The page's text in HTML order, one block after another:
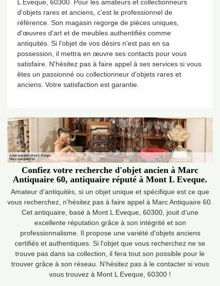
L Eveque, 60300. Pour les amateurs et collectionneurs
d'objets rares et anciens, c'est le professionnel de
référence. Son magasin regorge de pièces uniques,
d'œuvres d'art et de meubles authentifiés comme
antiquités. Si l'objet de vos désirs n'est pas en sa
possession, il mettra en œuvre ses contacts pour vous
satisfaire. N'hésitez pas à faire appel à ses services si vous
êtes un passionné ou collectionneur d'objets rares et
anciens. Votre satisfaction est garantie.
Confiez votre recherche d'objet ancien à Marc
Antiquaire 60, antiquaire réputé à Mont L Eveque.
Amateur d'antiquités, si un objet unique et spécifique est ce que
vous recherchez, n'hésitez pas à faire appel à Marc Antiquaire 60.
Cet antiquaire, basé à Mont L Eveque, 60300, jouit d'une
excellente réputation grâce à son intégrité et son
professionnalisme. Il propose une variété d'objets anciens
certifiés et authentiques. Si l'objet que vous recherchez ne se
trouve pas dans sa collection, il fera tout son possible pour le
trouver grâce à son réseau. N'hésitez pas à le contacter si vous
vous trouvez à Mont L Eveque, 60300 !